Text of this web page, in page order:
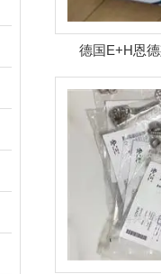
德国E+H恩